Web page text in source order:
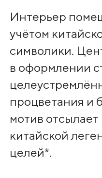
Интерьер
учётом
символики.
в оформлении
процветания и
мотив отсылает
китайской
целей*.